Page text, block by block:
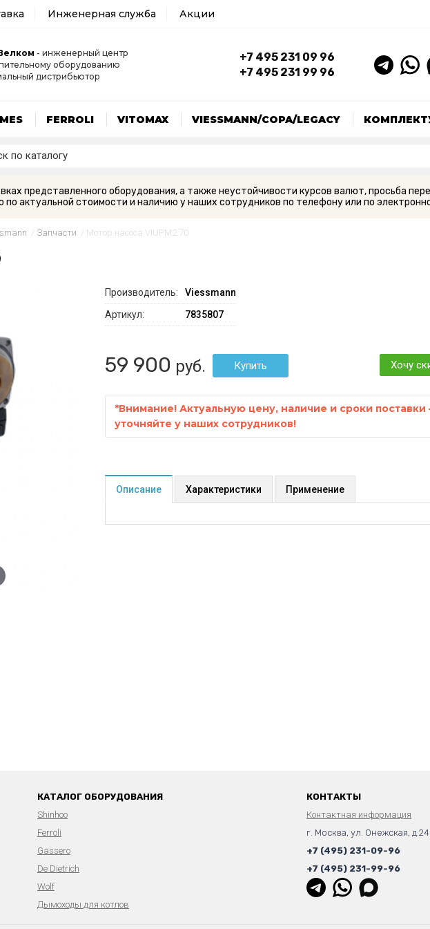
Инженерная служба Акции
- инженерный центр
оборудованию
дистрибьютор
+7 495 231 09 96
+7 495 231 99 96
FERROLI VITOMAX VIESSMANN/COPA/LEGACY
представленного оборудования, а также неустойчивости курсов валют, просьба
актуальной стоимости и наличию у наших сотрудников по телефону или по
Запчасти Mотор насоса VIUPM2 70
Производитель:
Viessmann
Артикул:
7835807
59 900 руб. Хочу
*Внимание! Актуальную цену, наличие и сроки
уточняйте у наших сотрудников!
Описание Характеристики Применение
КАТАЛОГ ОБОРУДОВАНИЯ
Shinhoo
Ferroli
Gassero
De Dietrich
Wolf
Дымоходы для котлов
КОНТАКТЫ
Контактная информация
г. Москва, ул. Онежская,
+7 (495) 231-09-96
+7 (495) 231-99-96